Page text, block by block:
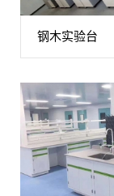
钢木实验台